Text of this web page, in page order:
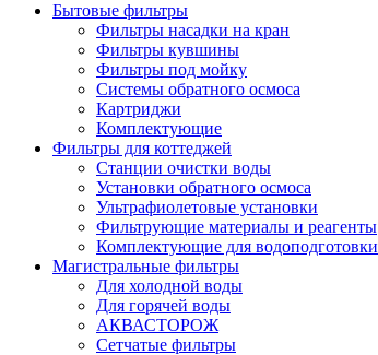
Бытовые фильтры
Фильтры насадки на кран
Фильтры кувшины
Фильтры под мойку
Системы обратного осмоса
Картриджи
Комплектующие
Фильтры для коттеджей
Станции очистки воды
Установки обратного осмоса
Ультрафиолетовые установки
Фильтрующие материалы и реагенты
Комплектующие для водоподготовки
Магистральные фильтры
Для холодной воды
Для горячей воды
АКВАСТОРОЖ
Сетчатые фильтры